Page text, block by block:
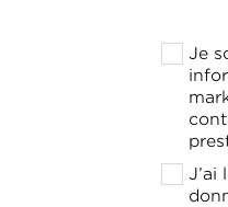
Je
J’ai